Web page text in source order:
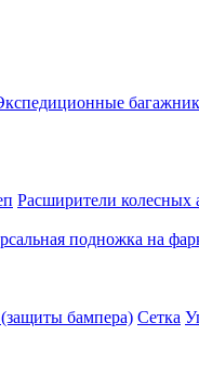
Расширители колесных
подножка на
бампера) Сетка